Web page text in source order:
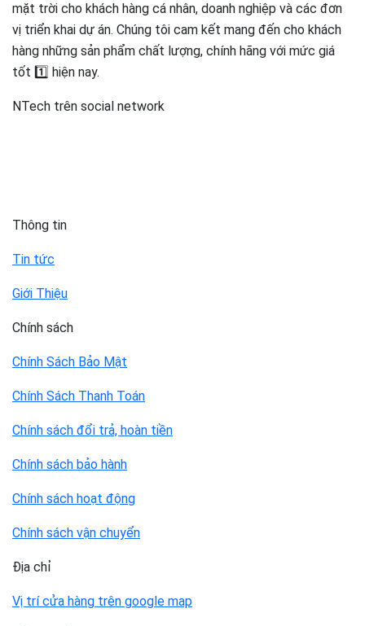
mặt trời cho khách hàng cá nhân, doanh nghiệp và các đơn
vị triển khai dự án. Chúng tôi cam kết mang đến cho khách
hàng những sản phẩm chất lượng, chính hãng với mức giá
tốt 1️⃣ hiện nay.
NTech trên social network
Thông tin
Tin tức
Giới Thiệu
Chính sách
Chính Sách Bảo Mật
Chính Sách Thanh Toán
Chính sách đổi trả, hoàn tiền
Chính sách bảo hành
Chính sách hoạt động
Chính sách vận chuyển
Địa chỉ
Vị trí cửa hàng trên google map